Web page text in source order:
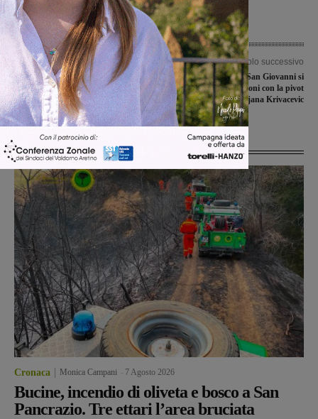
Articolo precedente
Con la vittoria di Cecina è calato il
sipario sull’edizone 2022 del “Torneo
di Natale”
Articolo successivo
La Bruschi Basket San Giovanni si
rinforza sotto i tabelloni con la pivot
Tijana Krivacevic
Ultime Notizie
Cronaca Monica Campani 7 Agosto 2026
Bucine, incendio di oliveta e bosco a San
Pancrazio. Tre ettari l’area bruciata